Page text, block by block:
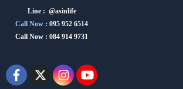
Line : @asinlife
Call Now : 095 952 6514
Call Now : 084 914 9731